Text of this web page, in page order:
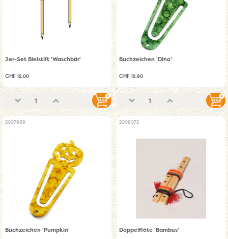
2er-Set Bleistift 'Waschbär'
CHF 12.00
Buchzeichen 'Dino'
CHF 12.90
2007969
Buchzeichen 'Pumpkin'
2008072
Doppelflöte 'Bambus'